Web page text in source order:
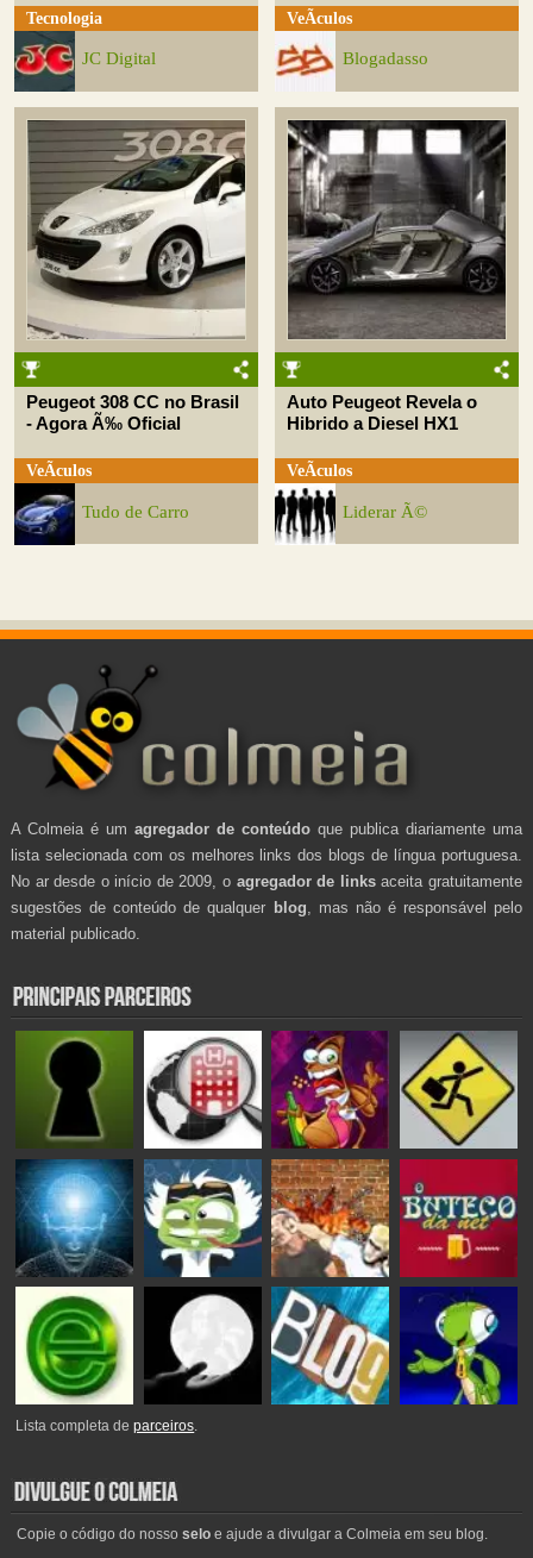
Tecnologia
JC Digital
VeÃ­culos
Blogadasso
Peugeot 308 CC no Brasil
- Agora Ã‰ Oficial
VeÃ­culos
Tudo de Carro
Auto Peugeot Revela o
Hibrido a Diesel HX1
VeÃ­culos
Liderar Ã©
A Colmeia é um agregador de conteúdo que publica diariamente uma
lista selecionada com os melhores links dos blogs de língua portuguesa.
No ar desde o início de 2009, o agregador de linksaceita gratuitamente
sugestões de conteúdo de qualquer blog , mas não é responsável pelo
material publicado.
Lista completa deparceiros.
Copie o código do nosso seloe ajude a divulgar a Colmeia em seu blog.